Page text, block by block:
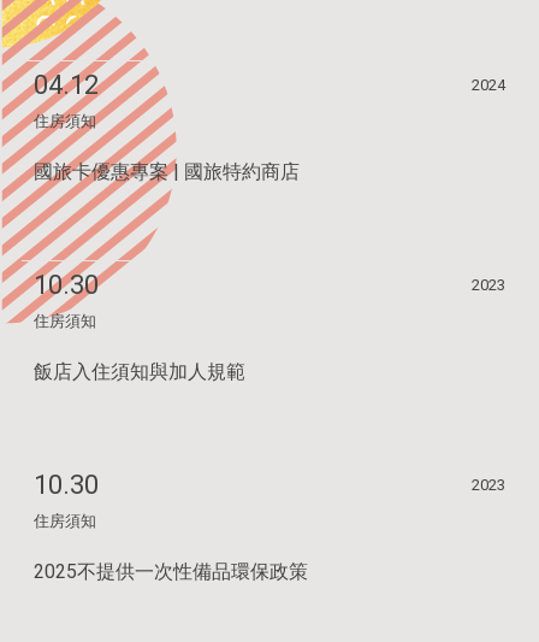
04.12
2024
住房須知
國旅卡優惠專案 | 國旅特約商店
10.30
2023
住房須知
飯店入住須知與加人規範
10.30
2023
住房須知
2025不提供一次性備品環保政策